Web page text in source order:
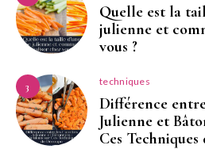
Quelle est la
julienne et
vous ?
3 techniques
Différence
Julienne et
Ces